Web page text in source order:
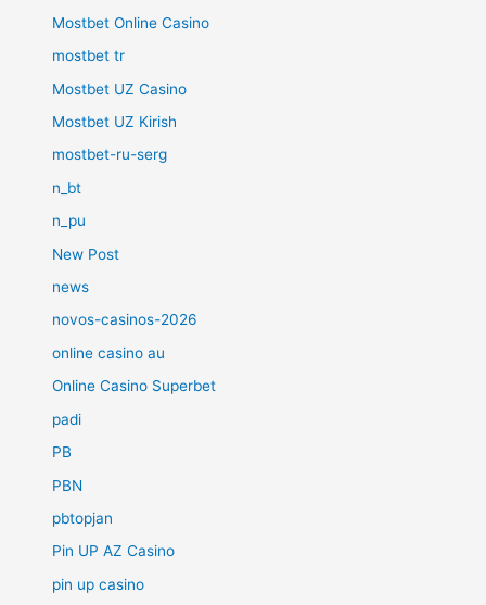
Mostbet Online Casino
mostbet tr
Mostbet UZ Casino
Mostbet UZ Kirish
mostbet-ru-serg
n_bt
n_pu
New Post
news
novos-casinos-2026
online casino au
Online Casino Superbet
padi
PB
PBN
pbtopjan
Pin UP AZ Casino
pin up casino